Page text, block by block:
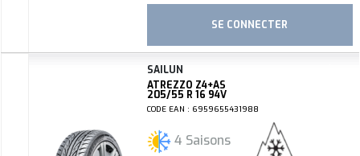
SE CONNECTER
SAILUN
ATREZZO Z4+AS
205/55 R 16 94V
CODE EAN : 6959655431988
4 Saisons